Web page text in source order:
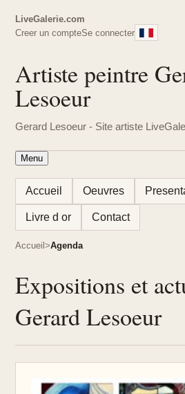
LiveGalerie.com
Creer un compteSe connecter
Artiste peintre
Lesoeur
Gerard Lesoeur - Site artiste
Menu
Accueil Oeuvres
Livre d or Contact
Accueil Agenda
Expositions et
Gerard Lesoeur